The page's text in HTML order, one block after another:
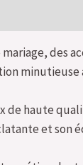
des
haute
et